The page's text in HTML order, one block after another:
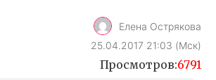
Елена Острякова
25.04.2017 21:03 (Мск)
Просмотров:6791